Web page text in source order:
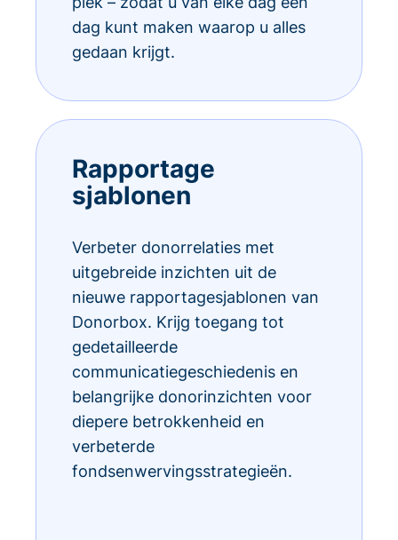
dag kunt maken waarop u alles
gedaan krijgt.
Rapportage
sjablonen
Verbeter donorrelaties met
uitgebreide inzichten uit de
nieuwe rapportagesjablonen van
Donorbox. Krijg toegang tot
gedetailleerde
communicatiegeschiedenis en
belangrijke donorinzichten voor
diepere betrokkenheid en
verbeterde
fondsenwervingsstrategieën.